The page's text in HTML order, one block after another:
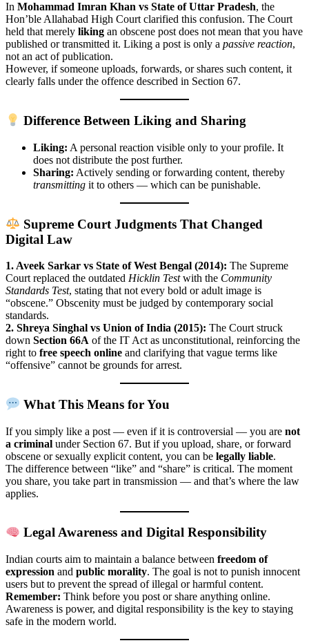
In Mohammad Imran Khan vs State of Uttar Pradesh, the
Hon’ble Allahabad High Court clarified this confusion. The Court
held that merely liking an obscene post does not mean that you have
published or transmitted it. Liking a post is only a passive reaction,
not an act of publication.
However, if someone uploads, forwards, or shares such content, it
clearly falls under the offence described in Section 67.
Difference Between Liking and Sharing
Liking: A personal reaction visible only to your profile. It
does not distribute the post further.
Sharing: Actively sending or forwarding content, thereby
transmitting it to others — which can be punishable.
Supreme Court Judgments That Changed
Digital Law
1. Aveek Sarkar vs State of West Bengal (2014): The Supreme
Court replaced the outdated Hicklin Testwith the Community
Standards Test, stating that not every bold or adult image is
“obscene.” Obscenity must be judged by contemporary social
standards.
2. Shreya Singhal vs Union of India (2015): The Court struck
down Section 66A of the IT Act as unconstitutional, reinforcing the
right to free speech online and clarifying that vague terms like
“offensive” cannot be grounds for arrest.
What This Means for You
If you simply like a post — even if it is controversial — you are not
a criminal under Section 67. But if you upload, share, or forward
obscene or sexually explicit content, you can be legally liable.
The difference between “like” and “share” is critical. The moment
you share, you take part in transmission — and that’s where the law
applies.
Legal Awareness and Digital Responsibility
Indian courts aim to maintain a balance between freedom of
expression and public morality. The goal is not to punish innocent
users but to prevent the spread of illegal or harmful content.
Remember: Think before you post or share anything online.
Awareness is power, and digital responsibility is the key to staying
safe in the modern world.